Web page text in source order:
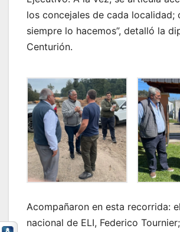
los concejales de cada localidad;
siempre lo hacemos”, detalló la
Centurión.
Acompañaron en esta recorrida:
nacional de ELI, Federico